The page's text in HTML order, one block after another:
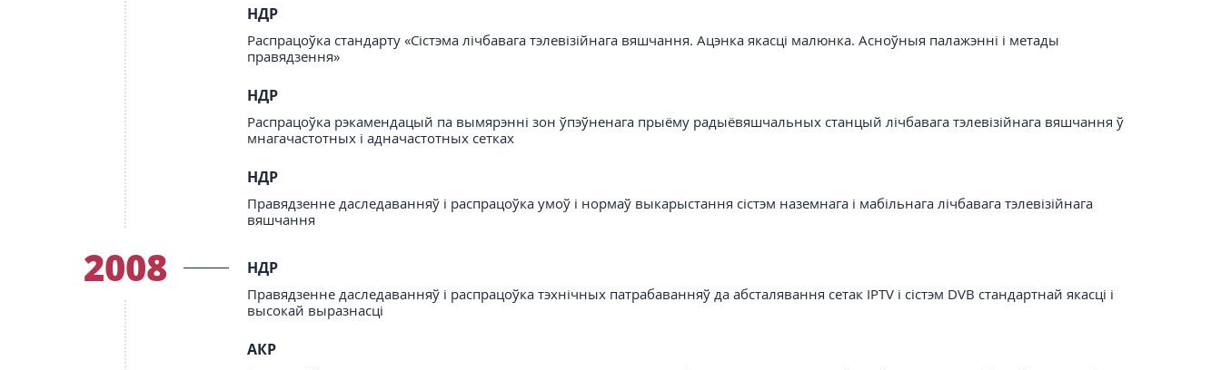
НДР
Распрацоўка стандарту «Сістэма лічбавага тэлевізійнага вяшчання. Ацэнка якасці малюнка. Асноўныя палажэнні і метады
правядзення»
НДР
Распрацоўка рэкамендацый па вымярэнні зон ўпэўненага прыёму радыёвяшчальных станцый лічбавага тэлевізійнага вяшчання ў
мнагачастотных і адначастотных сетках
НДР
Правядзенне даследаванняў і распрацоўка умоў і нормаў выкарыстання сістэм наземнага і мабільнага лічбавага тэлевізійнага
вяшчання
2008 НДР
Правядзенне даследаванняў і распрацоўка тэхнічных патрабаванняў да абсталявання сетак IPTV і сістэм DVB стандартнай якасці і
высокай выразнасці
АКР